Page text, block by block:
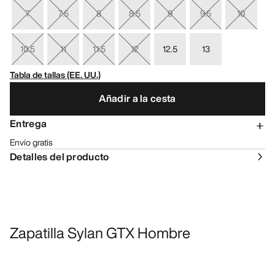
7 7.5 8 8.5 9 9.5 10
10.5 11 11.5 12 12.5
13
Tabla de tallas (EE. UU.)
Añadir a la cesta
Entrega
Envío gratis
Detalles del producto
Zapatilla Sylan GTX Hombre